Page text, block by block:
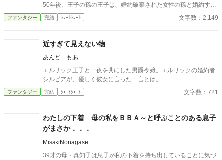
50年後、王子の孫の王子は、婚約破棄された女性の孫と婚約する
事に。そこで明かされた婚約破棄の真実とは。
ファンタジー 完結 ｼｮｰﾄｼｮｰﾄ 文字数：2,149
近すぎて見えない物
あんど もあ
エルリック王子と一夜を共にした男爵令嬢。エルリックの婚約者
シルビアが、優しく彼女に言った一言とは。
ファンタジー 完結 ｼｮｰﾄｼｮｰﾄ 文字数：721
わたしの下着 母の私をＢＢＡ～と呼ぶことのある息子
がまさか．．．
MisakiNonagase
39才の母・真知子は息子が私の下着を持ち出していることに気づ